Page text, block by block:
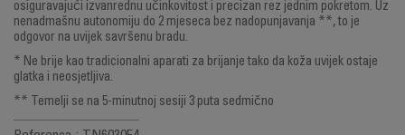
osiguravajući izvanrednu učinkovitost i precizan rez jednim pokretom. Uz
nenadmašnu autonomiju do 2 mjeseca bez nadopunjavanja **, to je
odgovor na uvijek savršenu bradu.
* Ne brije kao tradicionalni aparati za brijanje tako da koža uvijek ostaje
glatka i neosjetljiva.
** Temelji se na 5-minutnoj sesiji 3 puta sedmično